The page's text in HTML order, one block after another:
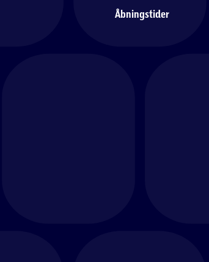
Åbningstider